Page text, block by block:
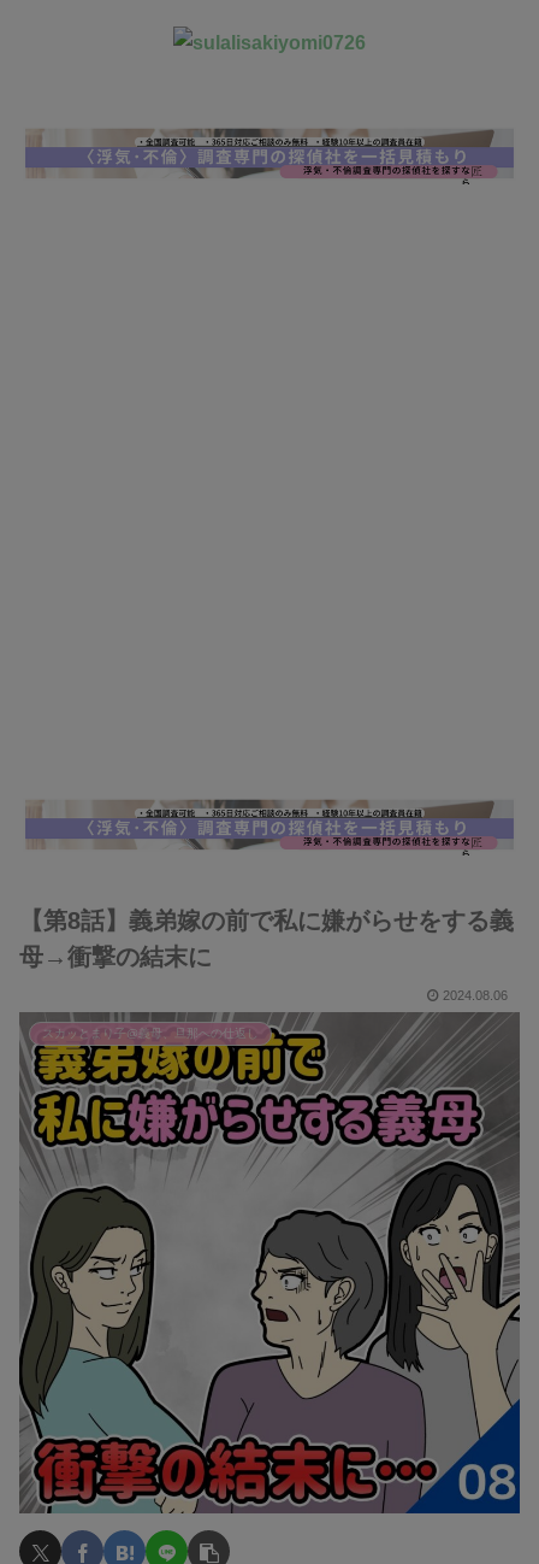
【第8話】義弟嫁の前で私に嫌がらせをする義
母→衝撃の結末に
2024.08.06
スカッとまり子@義母、旦那への仕返し